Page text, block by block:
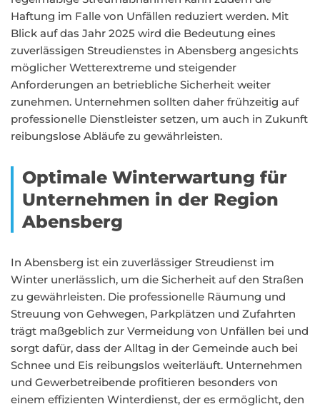
Haftung im Falle von Unfällen reduziert werden. Mit
Blick auf das Jahr 2025 wird die Bedeutung eines
zuverlässigen Streudienstes in Abensberg angesichts
möglicher Wetterextreme und steigender
Anforderungen an betriebliche Sicherheit weiter
zunehmen. Unternehmen sollten daher frühzeitig auf
professionelle Dienstleister setzen, um auch in Zukunft
reibungslose Abläufe zu gewährleisten.
Optimale Winterwartung für
Unternehmen in der Region
Abensberg
In Abensberg ist ein zuverlässiger Streudienst im
Winter unerlässlich, um die Sicherheit auf den Straßen
zu gewährleisten. Die professionelle Räumung und
Streuung von Gehwegen, Parkplätzen und Zufahrten
trägt maßgeblich zur Vermeidung von Unfällen bei und
sorgt dafür, dass der Alltag in der Gemeinde auch bei
Schnee und Eis reibungslos weiterläuft. Unternehmen
und Gewerbetreibende profitieren besonders von
einem effizienten Winterdienst, der es ermöglicht, den